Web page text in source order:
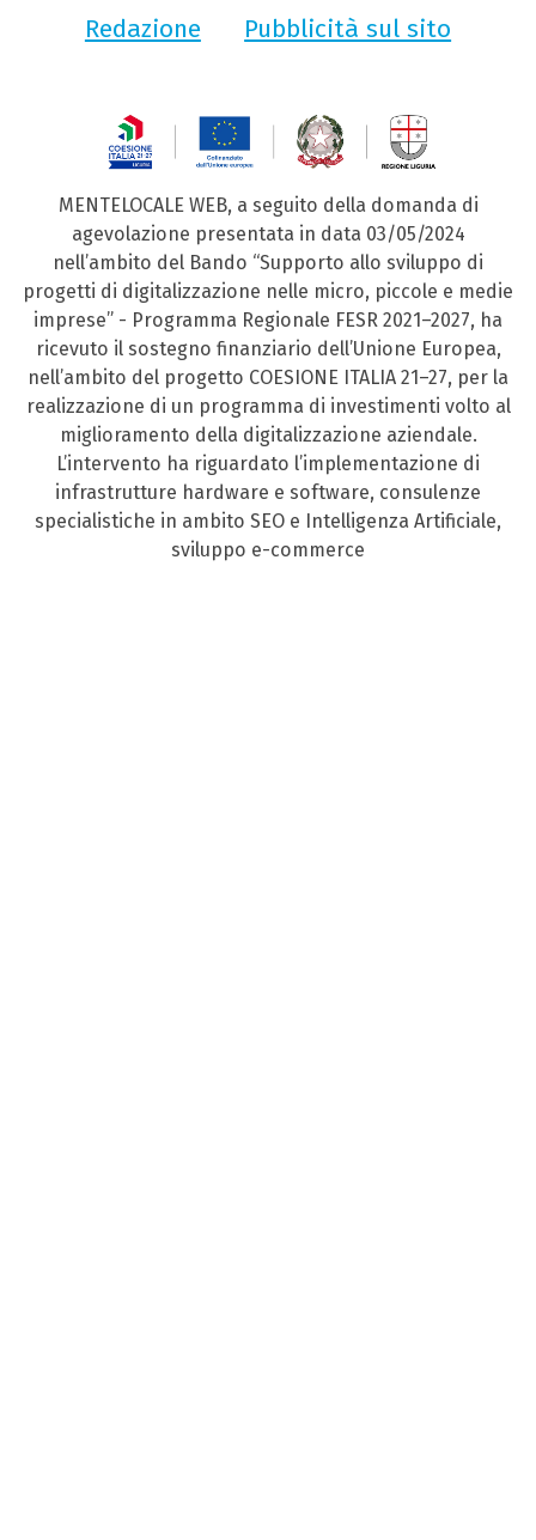
Redazione
Pubblicità sul sito
MENTELOCALE WEB, a seguito della domanda di
agevolazione presentata in data 03/05/2024
nell’ambito del Bando “Supporto allo sviluppo di
progetti di digitalizzazione nelle micro, piccole e medie
imprese” - Programma Regionale FESR 2021–2027, ha
ricevuto il sostegno finanziario dell’Unione Europea,
nell’ambito del progetto COESIONE ITALIA 21–27, per la
realizzazione di un programma di investimenti volto al
miglioramento della digitalizzazione aziendale.
L’intervento ha riguardato l’implementazione di
infrastrutture hardware e software, consulenze
specialistiche in ambito SEO e Intelligenza Artificiale,
sviluppo e-commerce